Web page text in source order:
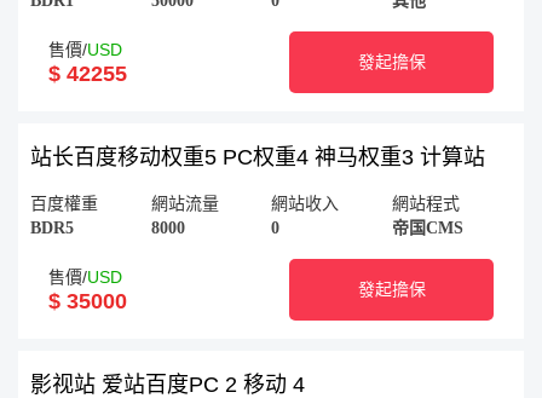
售價/USD
$ 42255 發起擔保
站长百度移动权重5 PC权重4 神马权重3 计算站
百度權重
BDR5
網站流量
8000
網站收入
0
網站程式
帝国CMS
售價/USD
$ 35000 發起擔保
影视站 爱站百度PC 2 移动 4